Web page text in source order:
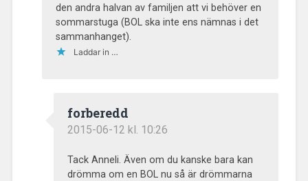
den andra halvan av familjen att vi behöver en
sommarstuga (BOL ska inte ens nämnas i det
sammanhanget).
Laddar in …
forberedd
2015-06-12 kl. 10:26
Tack Anneli. Även om du kanske bara kan
drömma om en BOL nu så är drömmarna